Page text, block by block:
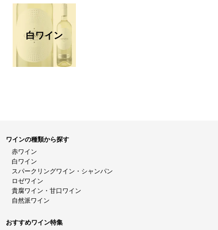
白ワイン
ワインの種類から探す
赤ワイン
白ワイン
スパークリングワイン・シャンパン
ロゼワイン
貴腐ワイン・甘口ワイン
自然派ワイン
おすすめワイン特集